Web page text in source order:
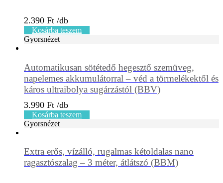
2.390 Ft
Kosárba teszem
Gyorsnézet
Automatikusan sötétedő hegesztő szemüveg,
napelemes akkumulátorral – véd a törmelékektől és
káros ultraibolya sugárzástól (BBV)
3.990 Ft
Kosárba teszem
Gyorsnézet
Extra erős, vízálló, rugalmas kétoldalas nano
ragasztószalag – 3 méter, átlátszó (BBM)